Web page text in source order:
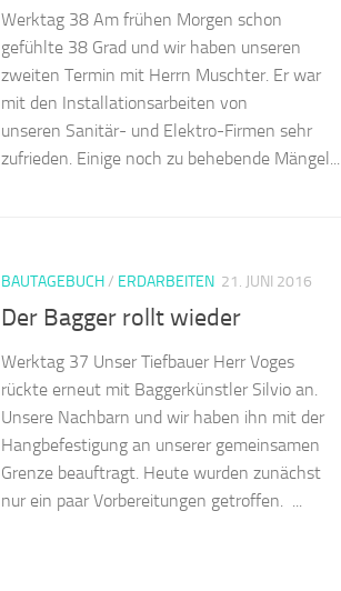
Werktag 38 Am frühen Morgen schon
gefühlte 38 Grad und wir haben unseren
zweiten Termin mit Herrn Muschter. Er war
mit den Installationsarbeiten von
unseren Sanitär- und Elektro-Firmen sehr
zufrieden. Einige noch zu behebende Mängel...
BAUTAGEBUCH/ ERDARBEITEN 21. JUNI 2016
Der Bagger rollt wieder
Werktag 37 Unser Tiefbauer Herr Voges
rückte erneut mit Baggerkünstler Silvio an.
Unsere Nachbarn und wir haben ihn mit der
Hangbefestigung an unserer gemeinsamen
Grenze beauftragt. Heute wurden zunächst
nur ein paar Vorbereitungen getroffen. ...